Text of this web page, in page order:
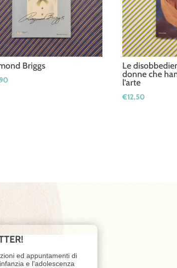
Briggs
Le
donne che
l’arte
€12,50
ed appuntamenti di
e l'adolescenza